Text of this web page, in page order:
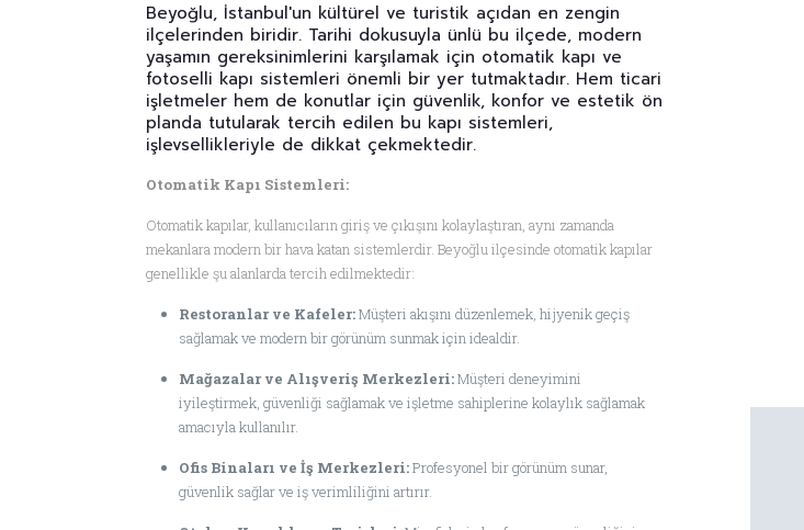
Beyoğlu, İstanbul'un kültürel ve turistik açıdan en zengin
ilçelerinden biridir. Tarihi dokusuyla ünlü bu ilçede, modern
yaşamın gereksinimlerini karşılamak için otomatik kapı ve
fotoselli kapı sistemleri önemli bir yer tutmaktadır. Hem ticari
işletmeler hem de konutlar için güvenlik, konfor ve estetik ön
planda tutularak tercih edilen bu kapı sistemleri,
işlevsellikleriyle de dikkat çekmektedir.
Otomatik Kapı Sistemleri:
Otomatik kapılar, kullanıcıların giriş ve çıkışını kolaylaştıran, aynı zamanda
mekanlara modern bir hava katan sistemlerdir. Beyoğlu ilçesinde otomatik kapılar
genellikle şu alanlarda tercih edilmektedir:
Restoranlar ve Kafeler:Müşteri akışını düzenlemek, hijyenik geçiş
sağlamak ve modern bir görünüm sunmak için idealdir.
Mağazalar ve Alışveriş Merkezleri:Müşteri deneyimini
iyileştirmek, güvenliği sağlamak ve işletme sahiplerine kolaylık sağlamak
amacıyla kullanılır.
Ofis Binaları ve İş Merkezleri:Profesyonel bir görünüm sunar,
güvenlik sağlar ve iş verimliliğini artırır.